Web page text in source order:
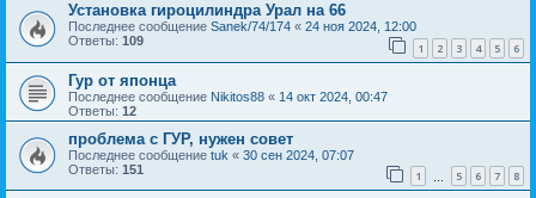
Установка гироцилиндра Урал на 66
Последнее сообщение Sanek/74/174 « 24 ноя 2024, 12:00
Ответы: 109 1 2 3 4 5 6
Гур от японца
Последнее сообщение Nikitos88 « 14 окт 2024, 00:47
Ответы: 12
проблема с ГУР, нужен совет
Последнее сообщение tuk « 30 сен 2024, 07:07
Ответы: 151 1 5 6 7 8